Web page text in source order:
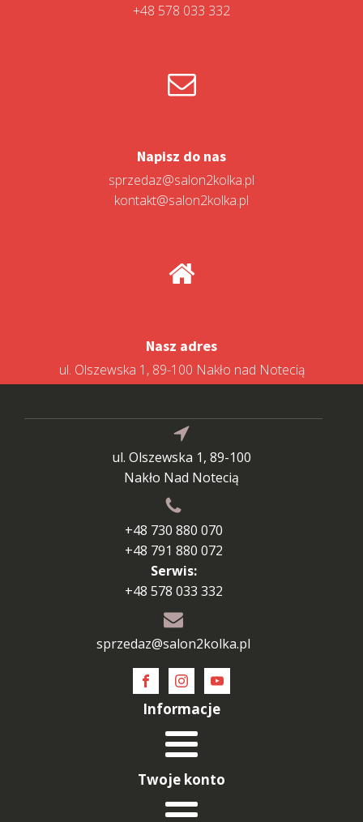
+48 578 033 332
Napisz do nas
sprzedaz@salon2kolka.pl
kontakt@salon2kolka.pl
Nasz adres
ul. Olszewska 1, 89-100 Nakło nad Notecią
ul. Olszewska 1, 89-100
Nakło Nad Notecią
+48 730 880 070
+48 791 880 072
Serwis:
+48 578 033 332
sprzedaz@salon2kolka.pl
Informacje
Twoje konto